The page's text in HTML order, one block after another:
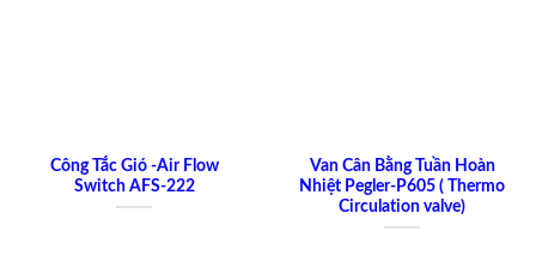
Công Tắc Gió -Air Flow
Switch AFS-222
Van Cân Bằng Tuần Hoàn
Nhiệt Pegler-P605 ( Thermo
Circulation valve)